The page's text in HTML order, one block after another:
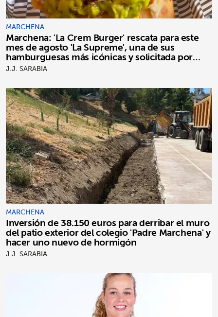
MARCHENA
Marchena: 'La Crem Burger' rescata para este
mes de agosto 'La Supreme', una de sus
hamburguesas más icónicas y solicitada por
clientes
J.J. SARABIA
MARCHENA
Inversión de 38.150 euros para derribar el muro
del patio exterior del colegio 'Padre Marchena' y
hacer uno nuevo de hormigón
J.J. SARABIA